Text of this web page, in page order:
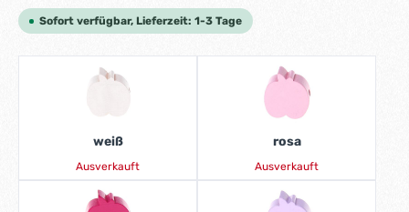
Sofort verfügbar, Lieferzeit: 1-3 Tage
weiß
Ausverkauft
rosa
Ausverkauft